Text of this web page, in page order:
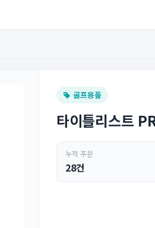
골프용품
타이틀리스트
누적 주문
28건